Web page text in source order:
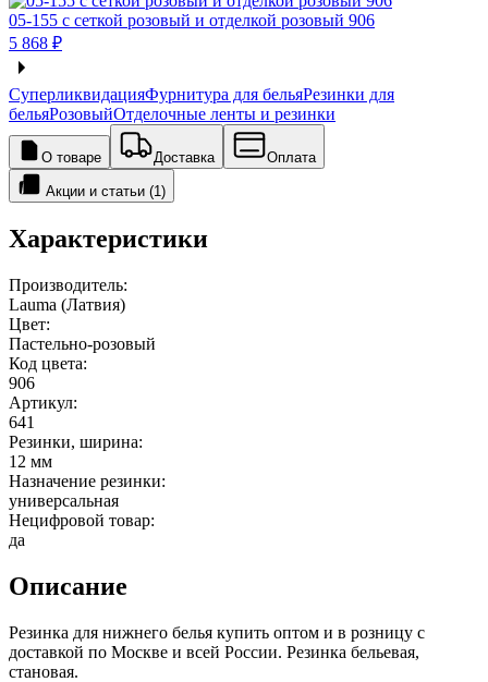
05-155 с сеткой розовый и отделкой розовый 906
5 868 ₽
СуперликвидацияФурнитура для бельяРезинки для
бельяРозовыйОтделочные ленты и резинки
О товаре Доставка Оплата
Акции и статьи (1)
Характеристики
Производитель:
Lauma (Латвия)
Цвет:
Пастельно-розовый
Код цвета:
906
Артикул:
641
Резинки, ширина:
12 мм
Назначение резинки:
универсальная
Нецифровой товар:
да
Описание
Резинка для нижнего белья купить оптом и в розницу с
доставкой по Москве и всей России. Резинка бельевая,
становая.